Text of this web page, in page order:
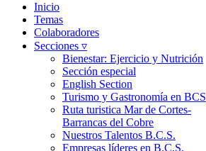
Inicio
Temas
Colaboradores
Secciones ▿
Bienestar: Ejercicio y Nutrición
Sección especial
English Section
Turismo y Gastronomía en BCS
Ruta turistica Mar de Cortes-
Barrancas del Cobre
Nuestros Talentos B.C.S.
Empresas líderes en B.C.S.